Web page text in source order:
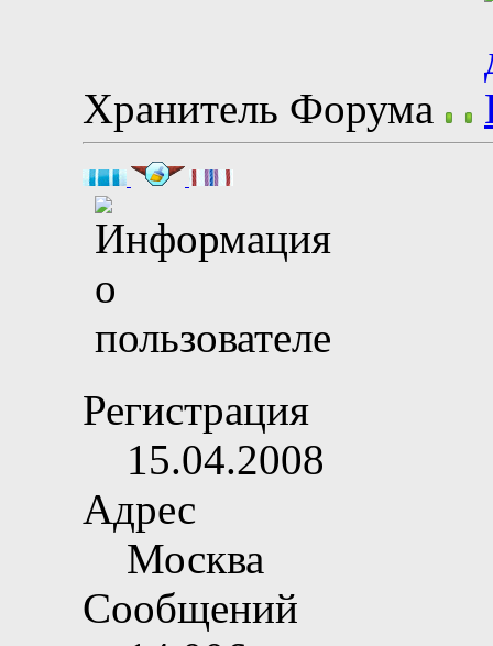
Хранитель Форума
Регистрация
15.04.2008
Адрес
Москва
Сообщений